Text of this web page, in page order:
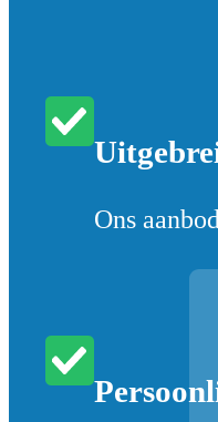
Ons